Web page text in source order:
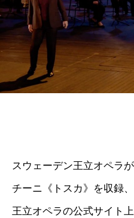
スウェーデン王立オペラ
チーニ《トスカ》を収録
王立オペラの公式サイト